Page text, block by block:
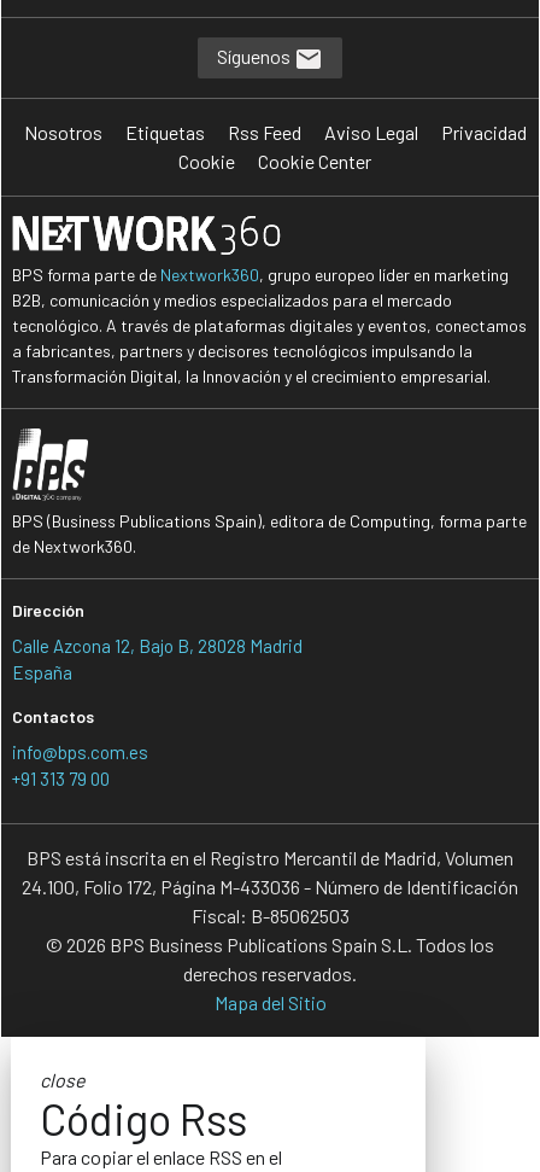
Síguenos
Nosotros Etiquetas Rss Feed Aviso Legal
Privacidad
Cookie
Cookie Center
BPS forma parte de Nextwork360, grupo europeo líder en marketing
B2B, comunicación y medios especializados para el mercado
tecnológico. A través de plataformas digitales y eventos, conectamos
a fabricantes, partners y decisores tecnológicos impulsando la
Transformación Digital, la Innovación y el crecimiento empresarial.
BPS (Business Publications Spain), editora de Computing, forma parte
de Nextwork360.
Dirección
Calle Azcona 12, Bajo B, 28028 Madrid
España
Contactos
info@bps.com.es
+91 313 79 00
BPS está inscrita en el Registro Mercantil de Madrid, Volumen
24.100, Folio 172, Página M-433036 - Número de Identificación
Fiscal: B-85062503
© 2026 BPS Business Publications Spain S.L. Todos los
derechos reservados.
Mapa del Sitio
close
Código Rss
Para copiar el enlace RSS en el